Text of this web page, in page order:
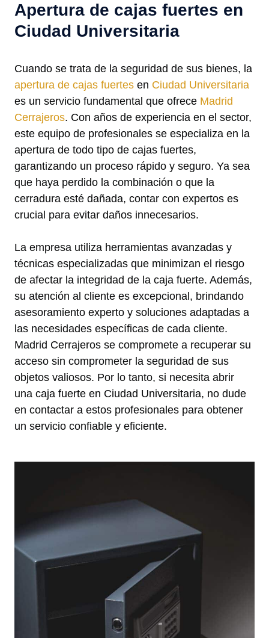
Apertura de cajas fuertes en
Ciudad Universitaria
Cuando se trata de la seguridad de sus bienes, la
apertura de cajas fuertes en Ciudad Universitaria
es un servicio fundamental que ofrece Madrid
Cerrajeros. Con años de experiencia en el sector,
este equipo de profesionales se especializa en la
apertura de todo tipo de cajas fuertes,
garantizando un proceso rápido y seguro. Ya sea
que haya perdido la combinación o que la
cerradura esté dañada, contar con expertos es
crucial para evitar daños innecesarios.
La empresa utiliza herramientas avanzadas y
técnicas especializadas que minimizan el riesgo
de afectar la integridad de la caja fuerte. Además,
su atención al cliente es excepcional, brindando
asesoramiento experto y soluciones adaptadas a
las necesidades específicas de cada cliente.
Madrid Cerrajeros se compromete a recuperar su
acceso sin comprometer la seguridad de sus
objetos valiosos. Por lo tanto, si necesita abrir
una caja fuerte en Ciudad Universitaria, no dude
en contactar a estos profesionales para obtener
un servicio confiable y eficiente.